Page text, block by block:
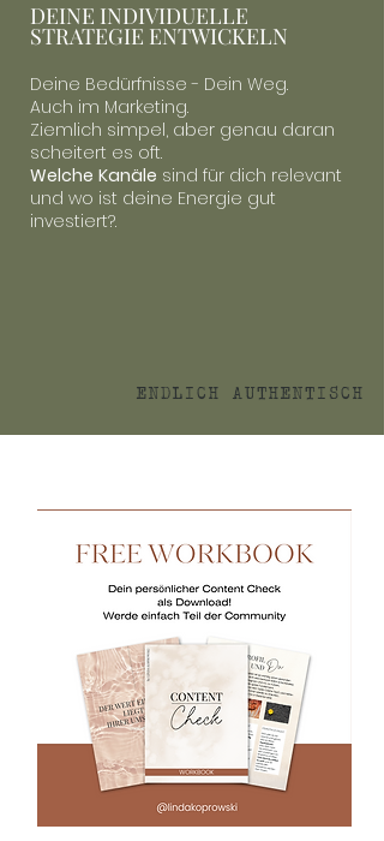
DEINE INDIVIDUELLE
STRATEGIE ENTWICKELN
Deine Bedürfnisse - Dein Weg.
Auch im Marketing.
Ziemlich simpel, aber genau daran
scheitert es oft.
Welche Kanäle sind für dich relevant
und wo ist deine Energie gut
investiert?.
ENDLICH AUTHENTISCH